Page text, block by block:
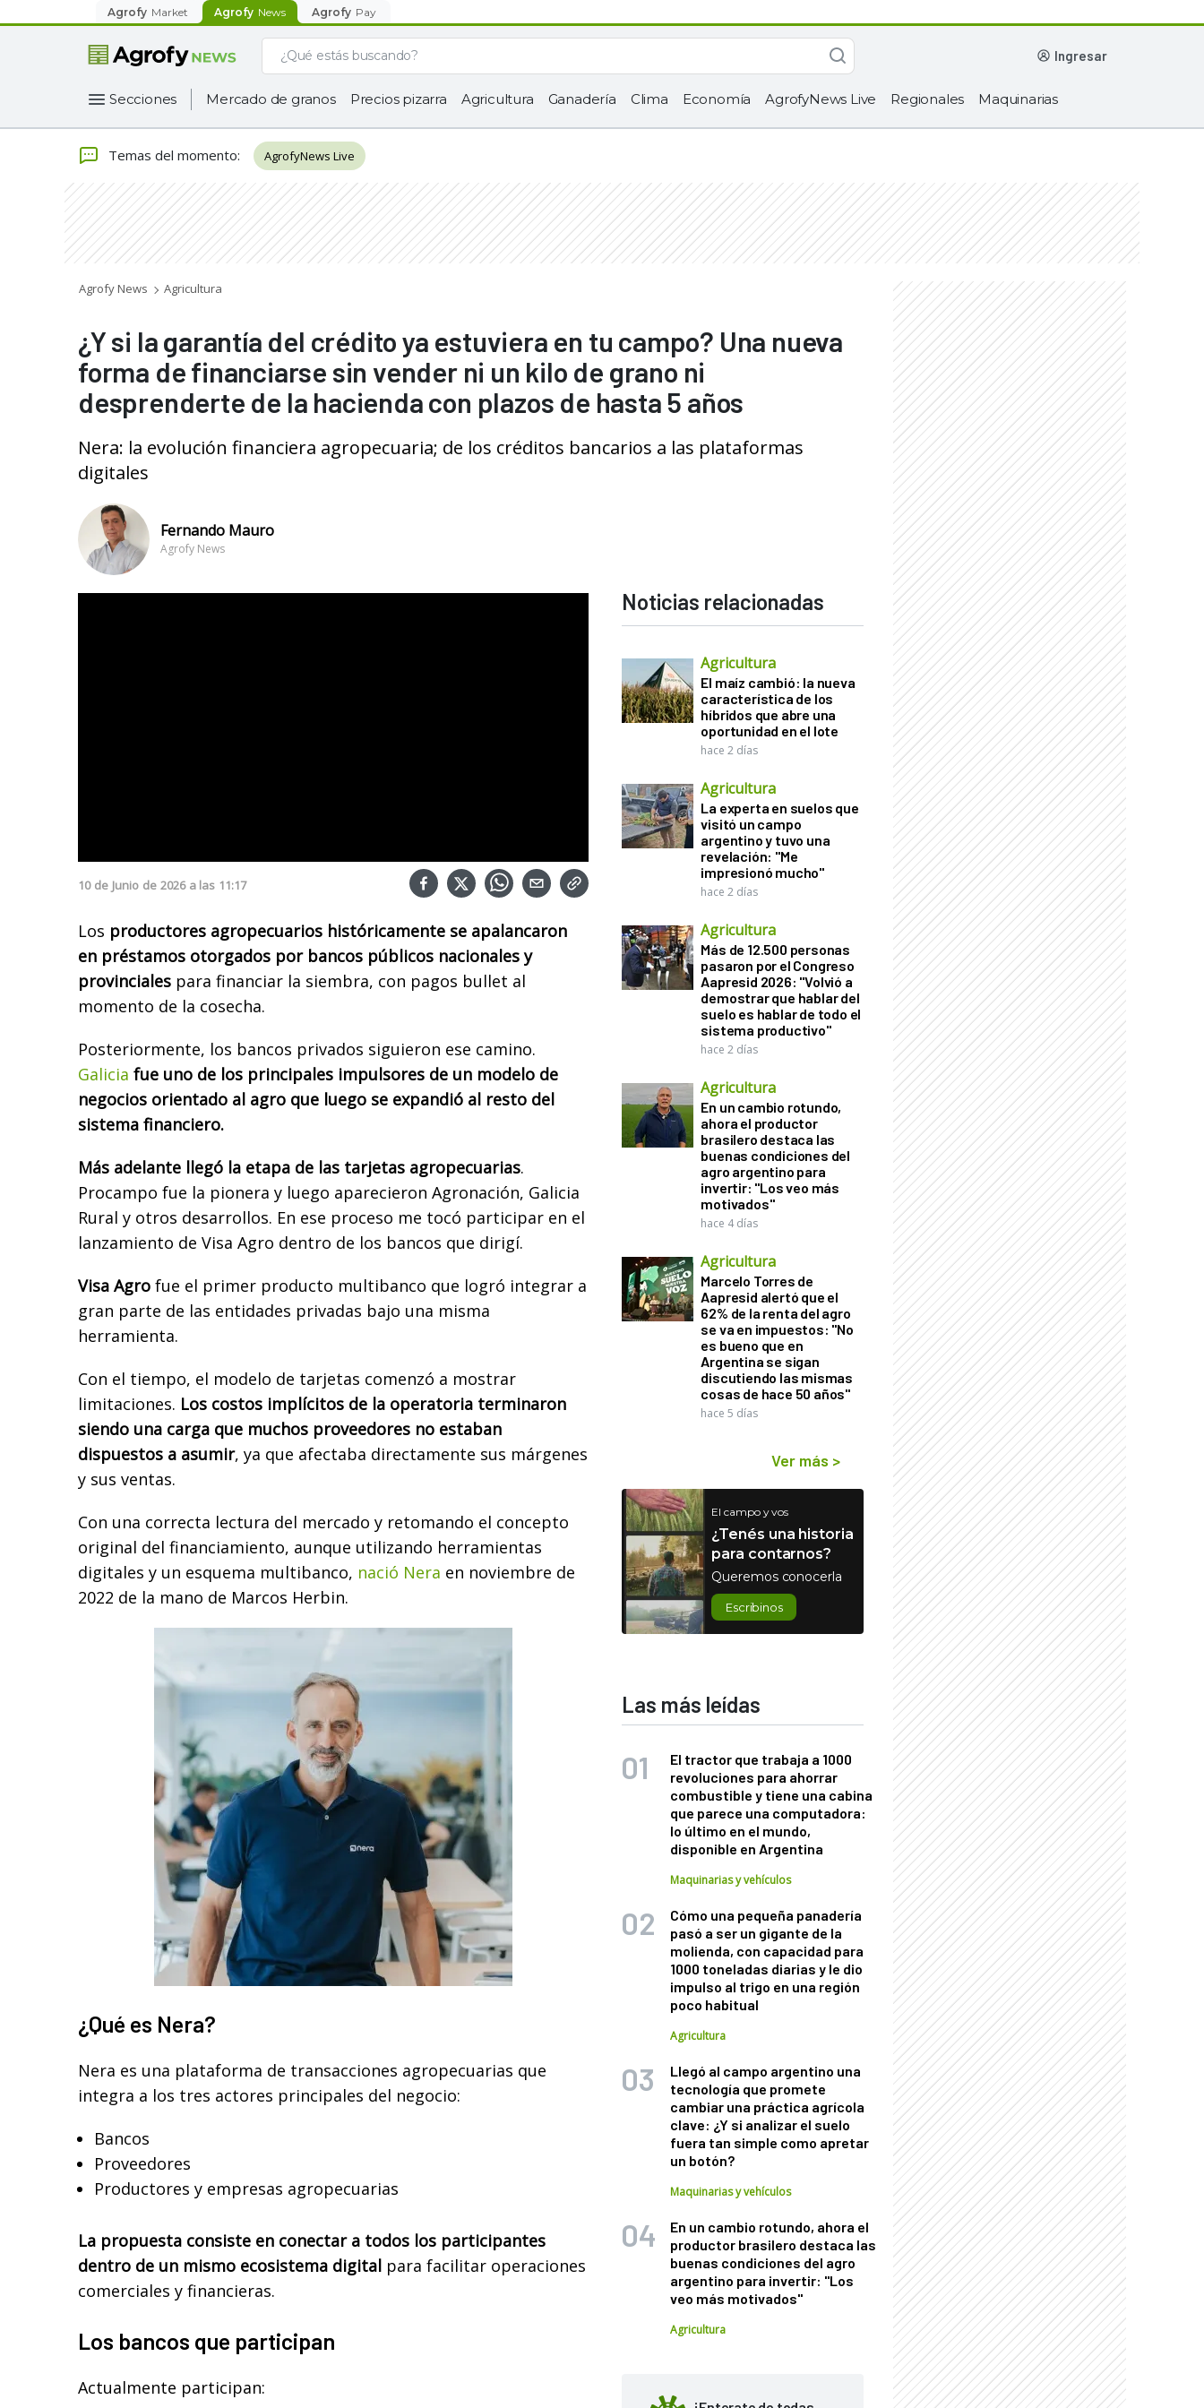
Agrofy Market Agrofy News Agrofy Pay
ingresar
Secciones Mercado de granos Precios pizarra Agricultura Ganadería Clima Economía AgrofyNews Live Regionales Maquinarias
Temas del momento: AgrofyNews Live
Agrofy News Agricultura
¿Y si la garantía del crédito ya estuviera en tu campo? Una nueva
forma de financiarse sin vender ni un kilo de grano ni
desprenderte de la hacienda con plazos de hasta 5 años
Nera: la evolución financiera agropecuaria; de los créditos bancarios a las plataformas
digitales
Fernando Mauro
Agrofy News
10 de Junio de 2026 a las 11:17
Los productores agropecuarios históricamente se apalancaron
en préstamos otorgados por bancos públicos nacionales y
provinciales para financiar la siembra, con pagos bullet al
momento de la cosecha.
Posteriormente, los bancos privados siguieron ese camino.
Galicia fue uno de los principales impulsores de un modelo de
negocios orientado al agro que luego se expandió al resto del
sistema financiero.
Más adelante llegó la etapa de las tarjetas agropecuarias.
Procampo fue la pionera y luego aparecieron Agronación, Galicia
Rural y otros desarrollos. En ese proceso me tocó participar en el
lanzamiento de Visa Agro dentro de los bancos que dirigí.
Visa Agro fue el primer producto multibanco que logró integrar a
gran parte de las entidades privadas bajo una misma
herramienta.
Con el tiempo, el modelo de tarjetas comenzó a mostrar
limitaciones. Los costos implícitos de la operatoria terminaron
siendo una carga que muchos proveedores no estaban
dispuestos a asumir, ya que afectaba directamente sus márgenes
y sus ventas.
Con una correcta lectura del mercado y retomando el concepto
original del financiamiento, aunque utilizando herramientas
digitales y un esquema multibanco, nació Nera en noviembre de
2022 de la mano de Marcos Herbin.
¿Qué es Nera?
Nera es una plataforma de transacciones agropecuarias que
integra a los tres actores principales del negocio:
Bancos
Proveedores
Productores y empresas agropecuarias
La propuesta consiste en conectar a todos los participantes
dentro de un mismo ecosistema digital para facilitar operaciones
comerciales y financieras.
Los bancos que participan
Actualmente participan:
Noticias relacionadas
Agricultura
El maíz cambió: la nueva
característica de los
híbridos que abre una
oportunidad en el lote
hace 2 días
Agricultura
La experta en suelos que
visitó un campo
argentino y tuvo una
revelación: "Me
impresionó mucho"
hace 2 días
Agricultura
Más de 12.500 personas
pasaron por el Congreso
Aapresid 2026: "Volvió a
demostrar que hablar del
suelo es hablar de todo el
sistema productivo"
hace 2 días
Agricultura
En un cambio rotundo,
ahora el productor
brasilero destaca las
buenas condiciones del
agro argentino para
invertir: "Los veo más
motivados"
hace 4 días
Agricultura
Marcelo Torres de
Aapresid alertó que el
62% de la renta del agro
se va en impuestos: "No
es bueno que en
Argentina se sigan
discutiendo las mismas
cosas de hace 50 años"
hace 5 días
Ver más >
El campo y vos
¿Tenés una historia
para contarnos?
Queremos conocerla
Escribinos
Las más leídas
El tractor que trabaja a 1000
revoluciones para ahorrar
combustible y tiene una cabina
que parece una computadora:
lo último en el mundo,
disponible en Argentina
Maquinarias y vehículos
Cómo una pequeña panadería
pasó a ser un gigante de la
molienda, con capacidad para
1000 toneladas diarias y le dio
impulso al trigo en una región
poco habitual
Agricultura
Llegó al campo argentino una
tecnología que promete
cambiar una práctica agrícola
clave: ¿Y si analizar el suelo
fuera tan simple como apretar
un botón?
Maquinarias y vehículos
En un cambio rotundo, ahora el
productor brasilero destaca las
buenas condiciones del agro
argentino para invertir: "Los
veo más motivados"
Agricultura